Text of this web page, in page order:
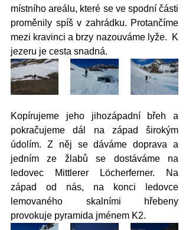
místního areálu, které se ve spodní části
proměnily spíš v zahrádku. Protančíme
mezi kravinci a brzy nazouváme lyže.  K
jezeru je cesta snadná.
Kopírujeme jeho jihozápadní břeh a
pokračujeme dál na západ širokým
údolím. Z něj se dáváme doprava a
jedním ze žlabů se dostáváme na
ledovec Mittlerer Löcherferner. Na
západ od nás, na konci ledovce
lemovaného skalními hřebeny
provokuje pyramida jménem K2.